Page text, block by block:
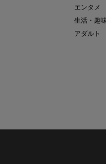
エンタメ
生活・趣
アダルト